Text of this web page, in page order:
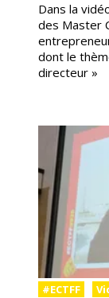
Dans la
des Master
dont le
directeur »
#ECTFF